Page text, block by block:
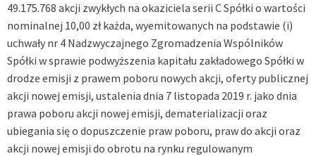
49.175.768 akcji zwykłych na okaziciela serii C Spółki o wartości
nominalnej 10,00 zł każda, wyemitowanych na podstawie (i)
uchwały nr 4 Nadzwyczajnego Zgromadzenia Wspólników
Spółki w sprawie podwyższenia kapitału zakładowego Spółki w
drodze emisji z prawem poboru nowych akcji, oferty publicznej
akcji nowej emisji, ustalenia dnia 7 listopada 2019 r. jako dnia
prawa poboru akcji nowej emisji, dematerializacji oraz
ubiegania się o dopuszczenie praw poboru, praw do akcji oraz
akcji nowej emisji do obrotu na rynku regulowanym